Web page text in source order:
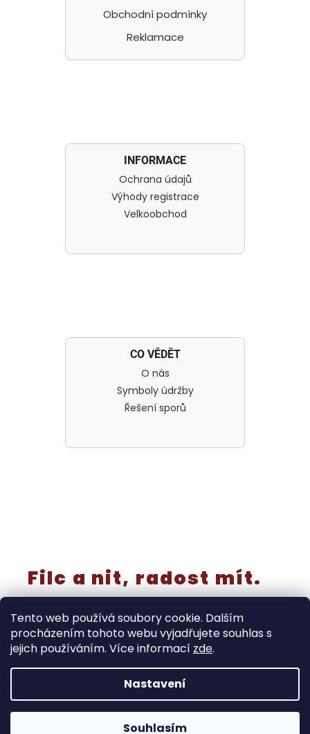
Tento web používá soubory cookie. Dalším
procházením tohoto webu vyjadřujete souhlas s
jejich používáním. Více informací zde.
Nastavení
Souhlasím
‼️Rušíme kategorii “výřezy a knoflíky” - již nebudou
samostatně v prodeji! Tyto produkty končí do 30.8. Dále
doprodáváme také prýmky, stuhy, miniatury, metrážové
pruženky, kusová plátna … a to do vyprodání zásob.
Obchodní podmínky
Reklamace
INFORMACE
Ochrana údajů
Výhody registrace
Velkoobchod
CO VĚDĚT
O nás
Symboly údržby
Řešení sporů
Filc a nit, radost mít.
Vytvořil Shoptet
Copyright 2026Ráj filcu. Všechna práva vyhrazena.
Upravit nastavení cookies